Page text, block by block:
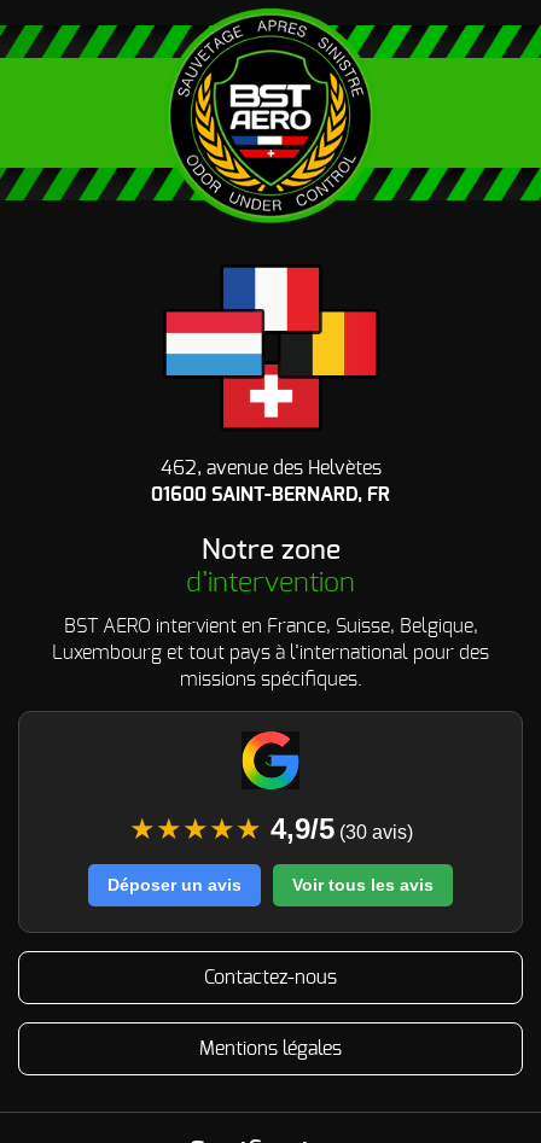
462, avenue des Helvètes
01600 SAINT-BERNARD, FR
Notre zone
d’intervention
BST AERO intervient en France, Suisse, Belgique,
Luxembourg et tout pays à l’international pour des
missions spécifiques.
★★★★★ 4,9/5(30 avis)
Déposer un avis Voir tous les avis
Contactez-nous
Mentions légales